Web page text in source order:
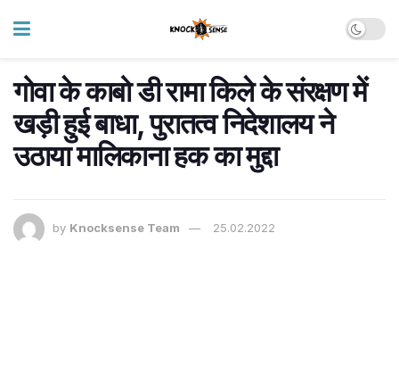
गोवा के काबो डी रामा किले के संरक्षण में
खड़ी हुई बाधा, पुरातत्व निदेशालय ने
उठाया मालिकाना हक का मुद्दा
by Knocksense Team 25.02.2022